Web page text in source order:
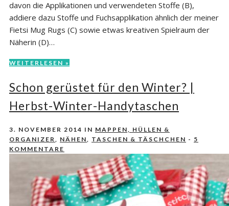
davon die Applikationen und verwendeten Stoffe (B),
addiere dazu Stoffe und Fuchsapplikation ähnlich der meiner
Fietsi Mug Rugs (C) sowie etwas kreativen Spielraum der
Näherin (D)…
WEITERLESEN »
Schon gerüstet für den Winter? |
Herbst-Winter-Handytaschen
3. NOVEMBER 2014 IN MAPPEN, HÜLLEN &
ORGANIZER, NÄHEN, TASCHEN & TÄSCHCHEN - 5
KOMMENTARE